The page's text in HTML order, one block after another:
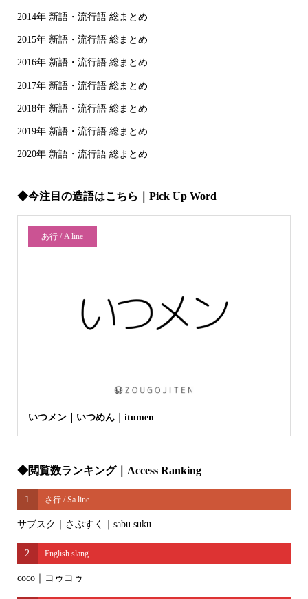
2014年 新語・流行語 総まとめ
2015年 新語・流行語 総まとめ
2016年 新語・流行語 総まとめ
2017年 新語・流行語 総まとめ
2018年 新語・流行語 総まとめ
2019年 新語・流行語 総まとめ
2020年 新語・流行語 総まとめ
◆今注目の造語はこちら｜Pick Up Word
あ行 / A line
いつメン｜いつめん｜itumen
◆閲覧数ランキング｜Access Ranking
1 さ行 / Sa line
サブスク｜さぶすく｜sabu suku
2 English slang
coco｜コゥコゥ